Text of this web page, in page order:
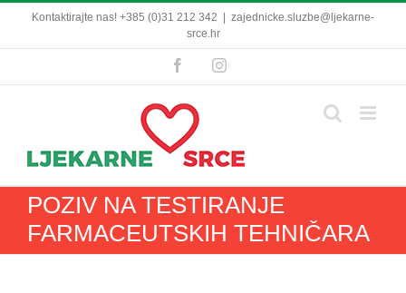
content
Kontaktirajte nas! +385 (0)31 212 342
zajednicke.sluzbe@ljekarne-
srce.hr
FacebookInstagram
POZIV NA TESTIRANJE
FARMACEUTSKIH TEHNIČARA